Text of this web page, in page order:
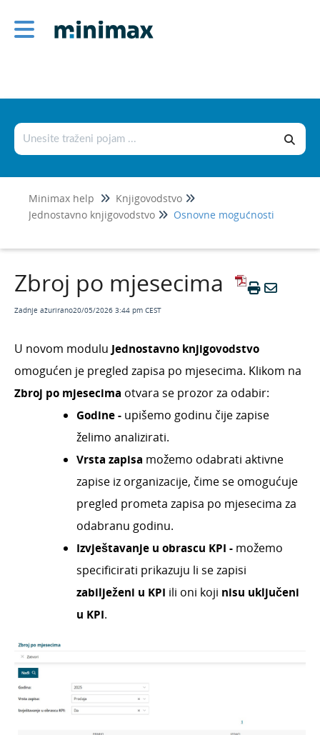
Minimax help
Knjigovodstvo
Jednostavno knjigovodstvo
Osnovne mogućnosti
Glavna knjiga
Jednostavno knjigovodstvo
Osnovne mogućnosti
knjigovodstvo
Vođenje obrtnika u programu Minimax
Vrste zapisa (Vrste primitka i izdatka)
knjigovodstvu
Posebnosti zapisa izdataka
knjigovodstvu putem bankovnog izvoda
Knjiženje predujmova kod obrtnika
Ispisi i funkcije u modulu Jednostavno
knjigovodstvo
Zbroj po mjesecima
Paušalni obrtnici
Primici koji nisu računi - evidencija u KPR
(paušalci)
Knjiženje izlaznih računa i utržaka
Obračun PDV-a
Osnovna sredstva
Godišnje obrade
Statistički izvještaji
Porez na potrošnju
Zbroj po mjesecima
Zadnje ažurirano20/05/2026 3:44 pm CEST
U novom modulu Jednostavno knjigovodstvo
omogućen je pregled zapisa po mjesecima. Klikom na
Zbroj po mjesecima otvara se prozor za odabir:
Godine - upišemo godinu čije zapise
želimo analizirati.
Vrsta zapisa možemo odabrati aktivne
zapise iz organizacije, čime se omogućuje
pregled prometa zapisa po mjesecima za
odabranu godinu.
Izvještavanje u obrascu KPI - možemo
specificirati prikazuju li se zapisi
zabilježeni u KPI ili oni koji nisu uključeni
u KPI.